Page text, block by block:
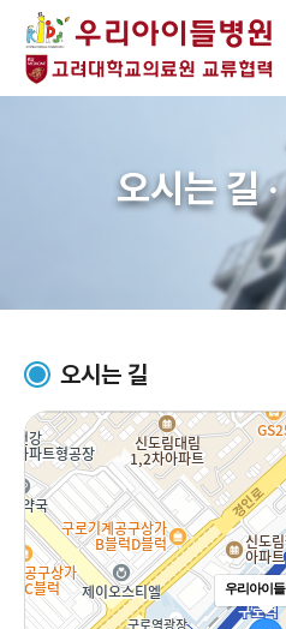
오시는 길
오시는 길
우리아이